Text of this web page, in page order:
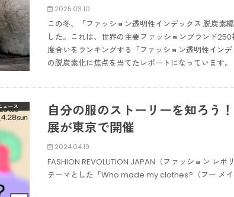
2025.03.10
この冬、「ファッション透明性インデックス 脱炭素
した。これは、世界の主要ファッションブランド
度合いをランキングする「ファッション透明性イン
の脱炭素化に焦点を当てたレポートになっています。
ュース
自分の服のストーリーを知ろ
展が東京で開催
2024.04.19
FASHION REVOLUTION JAPAN（ファッション レ
テーマとした「Who made my clothes?（フー メイ